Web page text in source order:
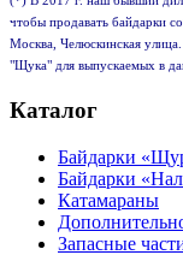
чтобы продавать байдарки
Москва, Челюскинская
"Щука" для выпускаемых в
Каталог
Байдарки
Байдарки
Катамараны
Запасные